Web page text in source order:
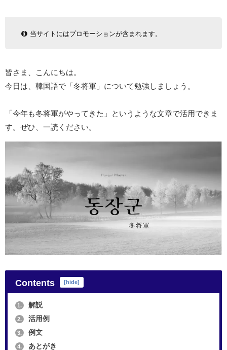
当サイトにはプロモーションが含まれます。
皆さま、こんにちは。
今日は、韓国語で「冬将軍」について勉強しましょう。
「今年も冬将軍がやってきた」というような文章で活用できま
す。ぜひ、一読ください。
Contents hide
1. 解説
2. 活用例
3. 例文
4. あとがき